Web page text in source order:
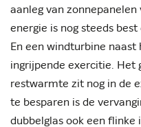
aanleg van
energie is nog steeds
En een windturbine
ingrijpende exercitie. Het
restwarmte zit nog in de
te besparen is de
dubbelglas ook een